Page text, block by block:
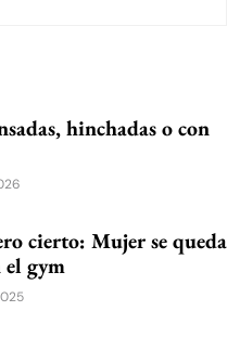
hinchadas o con
cierto: Mujer se queda
gym